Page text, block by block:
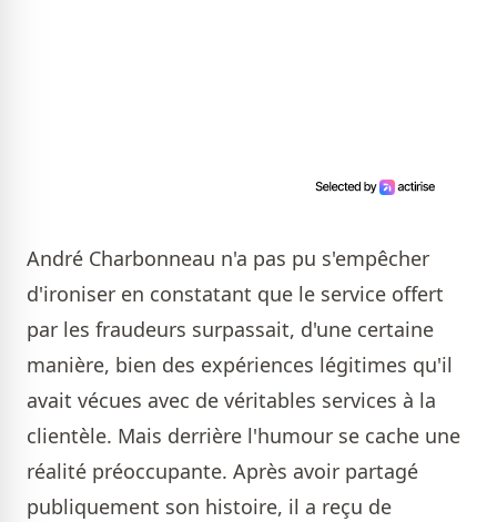
André Charbonneau n'a pas pu s'empêcher
d'ironiser en constatant que le service offert
par les fraudeurs surpassait, d'une certaine
manière, bien des expériences légitimes qu'il
avait vécues avec de véritables services à la
clientèle. Mais derrière l'humour se cache une
réalité préoccupante. Après avoir partagé
publiquement son histoire, il a reçu de